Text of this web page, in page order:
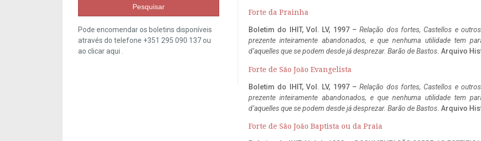
Pesquisar
Pode encomendar os boletins disponíveis
através do telefone +351 295 090 137 ou
ao clicaraqui
Forte da Prainha
Boletim do IHIT, Vol. LV, 1997 –Relação dos fortes, Castellos e
prezente inteiramente abandonados, e que nenhuma utilidade tem
d’aquelles que se podem desde já desprezar. Barão de Bastos. Arquivo
Forte de São João Evangelista
Boletim do IHIT, Vol. LV, 1997 –Relação dos fortes, Castellos e
prezente inteiramente abandonados, e que nenhuma utilidade tem
d’aquelles que se podem desde já desprezar. Barão de Bastos. Arquivo
Forte de São João Baptista ou da Praia